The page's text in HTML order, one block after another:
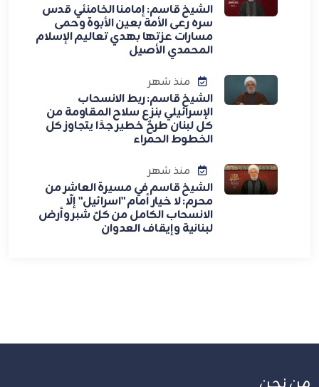
الشيخ قاسم: إمامنا الخامنئي قدس
سره رعى الأمة بعين الأبوة وحمى
مسارات عزتها بهدي تعاليم الإسلام
المحمدي الأصيل
منذ شهر
الشيخ قاسم: ربط الانسحاب
الإسرائيلي بنزع سلاح المقاومة من
كل لبنان طرحٌ خطير جدًا يتجاوز كل
الخطوط الحمراء
منذ شهر
الشيخ قاسم في مسيرة العاشر من
محرم: لا خيار أمام "اسرائيل" إلّا
الانسحاب الكامل من كلّ شبر وأرض
لبنانية وإيقاف العدوان